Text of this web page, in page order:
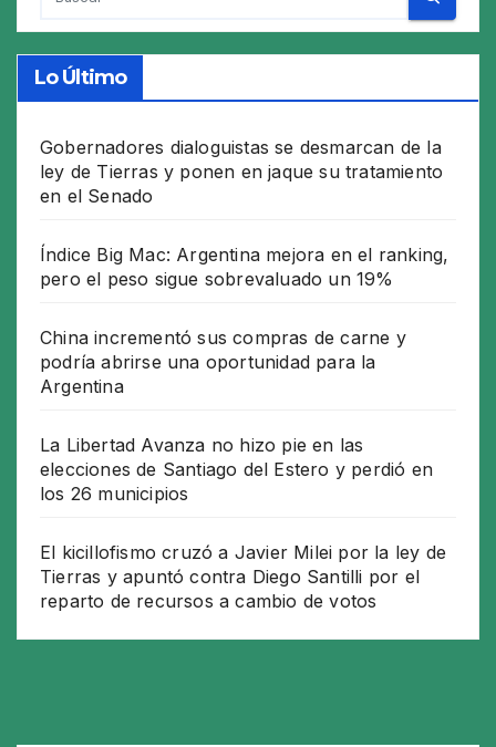
Lo Último
Gobernadores dialoguistas se desmarcan de la
ley de Tierras y ponen en jaque su tratamiento
en el Senado
Índice Big Mac: Argentina mejora en el ranking,
pero el peso sigue sobrevaluado un 19%
China incrementó sus compras de carne y
podría abrirse una oportunidad para la
Argentina
La Libertad Avanza no hizo pie en las
elecciones de Santiago del Estero y perdió en
los 26 municipios
El kicillofismo cruzó a Javier Milei por la ley de
Tierras y apuntó contra Diego Santilli por el
reparto de recursos a cambio de votos